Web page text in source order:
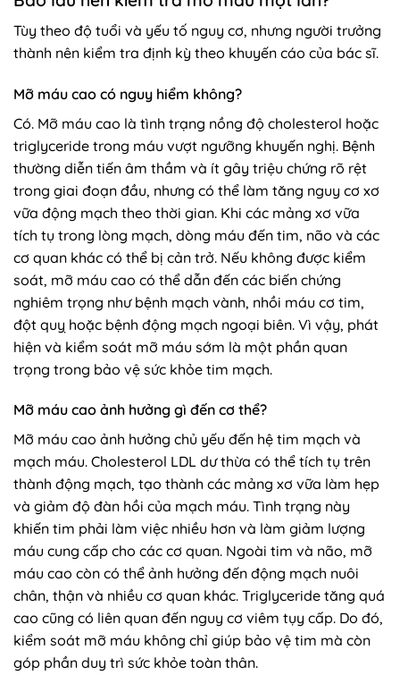
Tùy theo độ tuổi và yếu tố nguy cơ, nhưng người trưởng
thành nên kiểm tra định kỳ theo khuyến cáo của bác sĩ.
Mỡ máu cao có nguy hiểm không?
Có. Mỡ máu cao là tình trạng nồng độ cholesterol hoặc
triglyceride trong máu vượt ngưỡng khuyến nghị. Bệnh
thường diễn tiến âm thầm và ít gây triệu chứng rõ rệt
trong giai đoạn đầu, nhưng có thể làm tăng nguy cơ xơ
vữa động mạch theo thời gian. Khi các mảng xơ vữa
tích tụ trong lòng mạch, dòng máu đến tim, não và các
cơ quan khác có thể bị cản trở. Nếu không được kiểm
soát, mỡ máu cao có thể dẫn đến các biến chứng
nghiêm trọng như bệnh mạch vành, nhồi máu cơ tim,
đột quỵ hoặc bệnh động mạch ngoại biên. Vì vậy, phát
hiện và kiểm soát mỡ máu sớm là một phần quan
trọng trong bảo vệ sức khỏe tim mạch.
Mỡ máu cao ảnh hưởng gì đến cơ thể?
Mỡ máu cao ảnh hưởng chủ yếu đến hệ tim mạch và
mạch máu. Cholesterol LDL dư thừa có thể tích tụ trên
thành động mạch, tạo thành các mảng xơ vữa làm hẹp
và giảm độ đàn hồi của mạch máu. Tình trạng này
khiến tim phải làm việc nhiều hơn và làm giảm lượng
máu cung cấp cho các cơ quan. Ngoài tim và não, mỡ
máu cao còn có thể ảnh hưởng đến động mạch nuôi
chân, thận và nhiều cơ quan khác. Triglyceride tăng quá
cao cũng có liên quan đến nguy cơ viêm tụy cấp. Do đó,
kiểm soát mỡ máu không chỉ giúp bảo vệ tim mà còn
góp phần duy trì sức khỏe toàn thân.